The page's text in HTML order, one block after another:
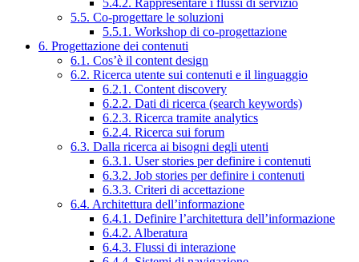
5.5. Co-progettare le soluzioni
5.5.1. Workshop di co-progettazione
6. Progettazione dei contenuti
6.1. Cos’è il content design
6.2. Ricerca utente sui contenuti e il linguaggio
6.2.1. Content discovery
6.2.2. Dati di ricerca (search keywords)
6.2.3. Ricerca tramite analytics
6.2.4. Ricerca sui forum
6.3. Dalla ricerca ai bisogni degli utenti
6.3.1. User stories per definire i contenuti
6.3.2. Job stories per definire i contenuti
6.3.3. Criteri di accettazione
6.4. Architettura dell’informazione
6.4.1. Definire l’architettura dell’informazione
6.4.2. Alberatura
6.4.3. Flussi di interazione